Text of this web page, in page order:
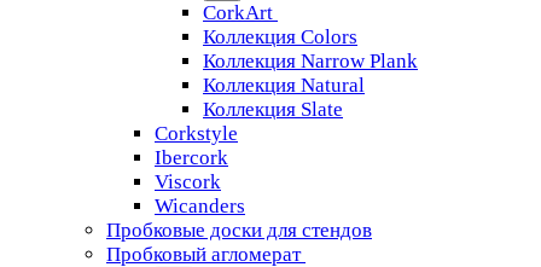
CorkArt
Коллекция Colors
Коллекция Narrow Plank
Коллекция Natural
Коллекция Slate
Corkstyle
Ibercork
Viscork
Wicanders
Пробковые доски для стендов
Пробковый агломерат